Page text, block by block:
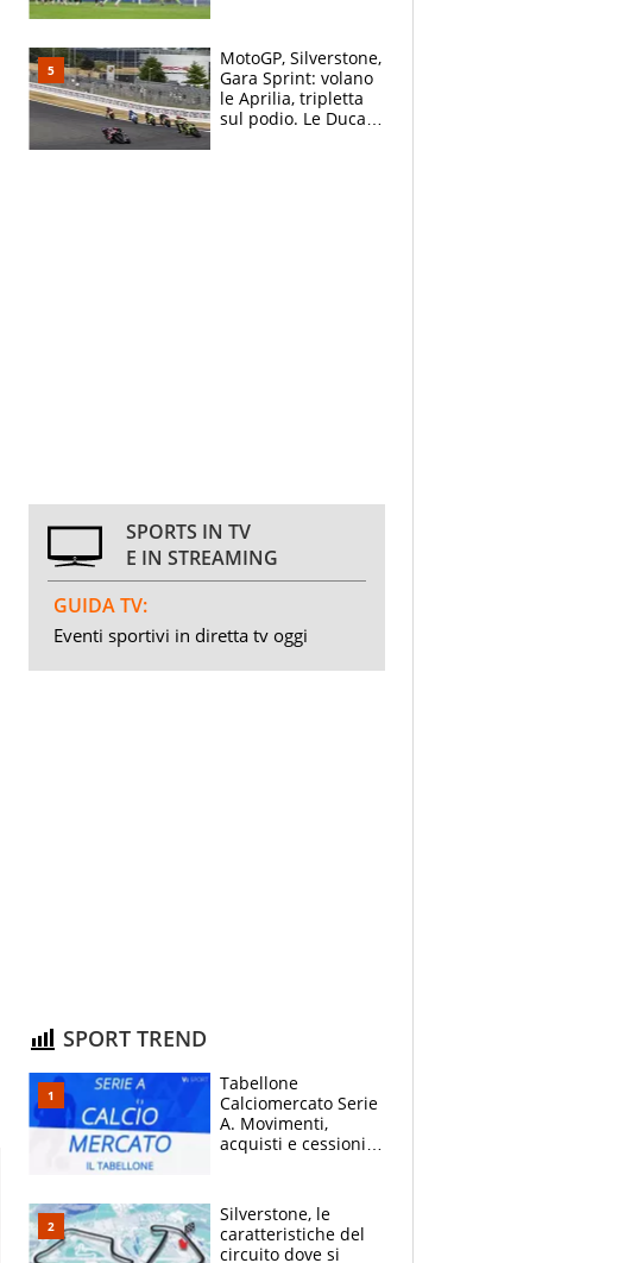
MotoGP, Silverstone,
Gara Sprint: volano
le Aprilia, tripletta
sul podio. Le Ducati
SPORTS IN TV
E IN STREAMING
GUIDA TV:
Eventi sportivi in diretta tv oggi
SPORT TREND
Tabellone
Calciomercato Serie
A. Movimenti,
acquisti e cessioni:
Silverstone, le
caratteristiche del
circuito dove si